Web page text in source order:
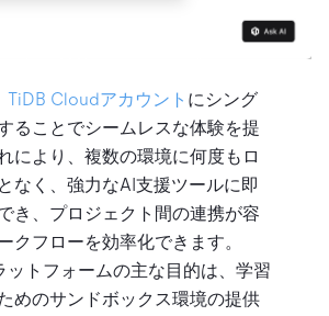
TiDB Cloudアカウント にシング
ることでシームレスな体験を提
により、複数の環境に何度もロ
なく、強力なAI支援ツールに即
き、プロジェクト間の連携が容
クフローを効率化できます。
ットフォームの主な目的は、学習
めのサンドボックス環境の提供